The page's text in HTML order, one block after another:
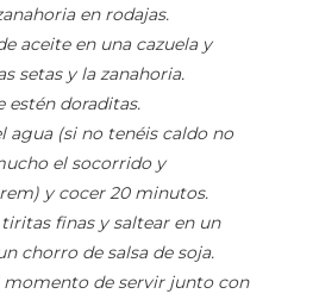
en rodajas.
aceite en una cazuela y
setas y la zanahoria.
estén doraditas.
agua (si no tenéis caldo no
el socorrido y
y cocer 20 minutos.
finas y saltear en un
chorro de salsa de soja.
momento de servir junto con